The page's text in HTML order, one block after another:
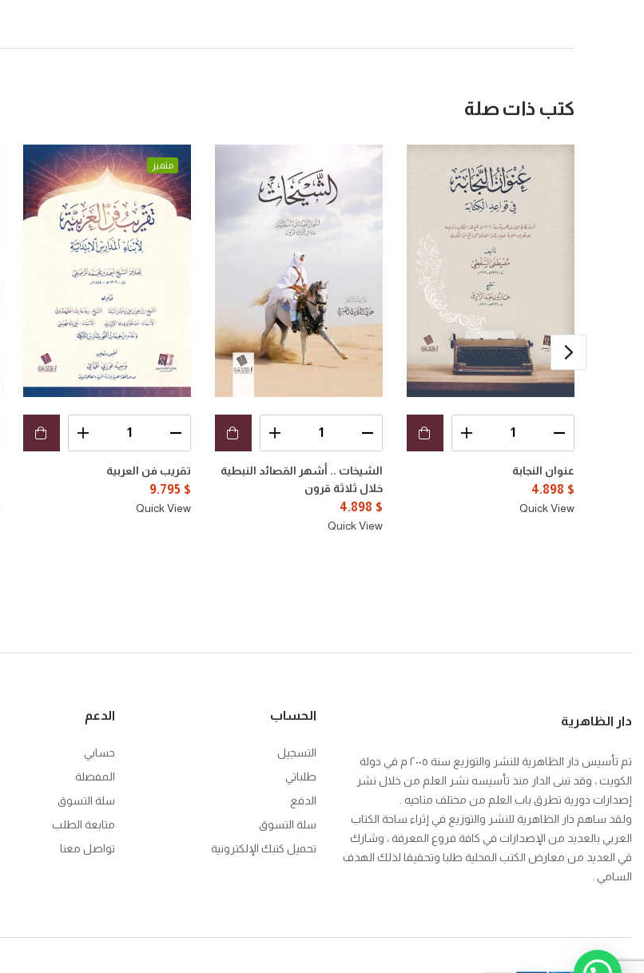
كتب ذات صلة
متميز
تقريب فن العربية
9.795 $
Quick View
الشيخات .. أشهر القصائد النبطية
خلال ثلاثة قرون
4.898 $
Quick View
عنوان النجابة
4.898 $
Quick View
دار الظاهرية
تم تأسيس دار الظاهرية للنشر والتوزيع سنة ٢٠٠٥ م في دولة
الكويت ، وقد تبنى الدار منذ تأسيسه نشر العلم من خلال نشر
إصدارات دورية تطرق باب العلم من مختلف مناحيه .
ولقد ساهم دار الظاهرية للنشر والتوزيع في إثراء ساحة الكتاب
العربي بالعديد من الإصدارات في كافة فروع المعرفة ، وشارك
في العديد من معارض الكتب المحلية طلبا وتحقيقا لذلك الهدف
السامي .
الحساب
التسجيل
طلباتي
الدفع
سلة التسوق
تحميل كتبك الإلكترونية
الدعم
حسابي
المفضلة
سلة التسوق
متابعة الطلب
تواصل معنا